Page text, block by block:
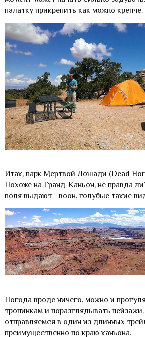
палатку прикрепить как можно крепче.
Итак, парк Мертвой Лошади (Dead
Похоже на Гранд-Каньон, не правда
поля выдают - воон, голубые такие
Погода вроде ничего, можно и
тропинкам и поразглядывать пейзажи.
отправляемся в один из длинных
преимущественно по краю каньона.